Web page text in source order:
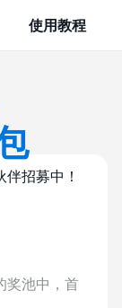
使用教程
招募中！
奖池中，首